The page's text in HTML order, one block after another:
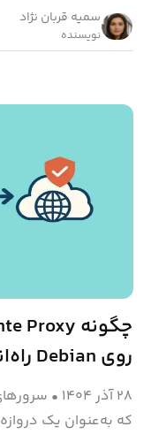
سمیه قربان نژاد
نویسنده
روی Debian راه‌اندازی کنیم؟
۲۸ آذر ۱۴۰۴ •
که به‌عنوان یک